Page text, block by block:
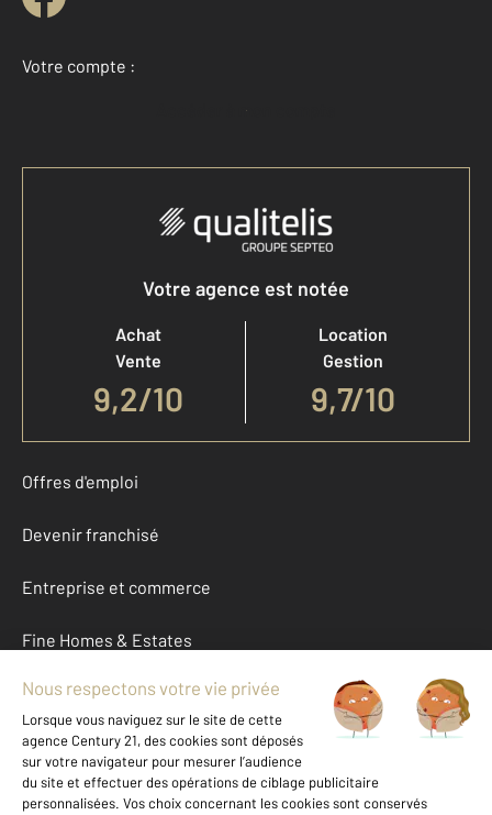
Votre compte :
Accéder à mon compte
Votre agence est notée
Achat
Vente
9,2/10
Location
Gestion
9,7/10
Offres d'emploi
Devenir franchisé
Entreprise et commerce
Fine Homes & Estates
À propos
International
Nous contacter